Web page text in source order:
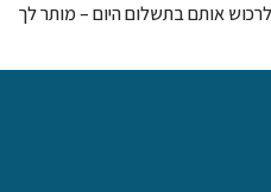
אותם בתשלום היום – מותר לך